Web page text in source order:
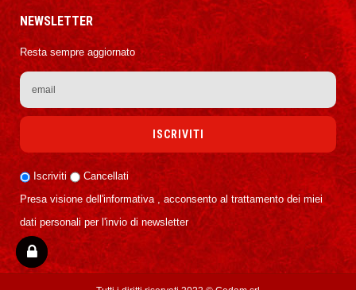
NEWSLETTER
Resta sempre aggiornato
Iscriviti
Cancellati
Presa visione dell'informativa , acconsento al trattamento dei miei
dati personali per l'invio di newsletter